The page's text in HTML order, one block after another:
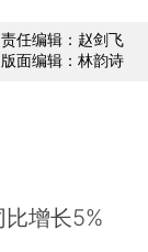
责任编辑：赵剑飞
版面编辑：林韵诗
增长5%